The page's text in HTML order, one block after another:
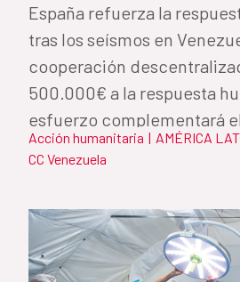
España refuerza la
tras los seísmos en
cooperación
500.000€ a la respuesta
esfuerzo complementará
Acción humanitaria | AMÉRICA
CC Venezuela